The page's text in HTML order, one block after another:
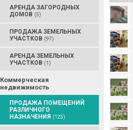
АРЕНДА ЗАГОРОДНЫХ
ДОМОВ (5)
ПРОДАЖА ЗЕМЕЛЬНЫХ
УЧАСТКОВ (97)
АРЕНДА ЗЕМЕЛЬНЫХ
УЧАСТКОВ (1)
Коммерческая
недвижимость
ПРОДАЖА ПОМЕЩЕНИЙ
РАЗЛИЧНОГО
НАЗНАЧЕНИЯ (125)